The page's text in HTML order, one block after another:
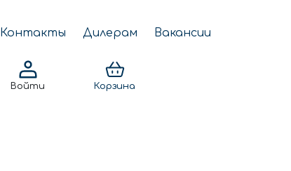
Контакты Дилерам Вакансии
Войти Корзина